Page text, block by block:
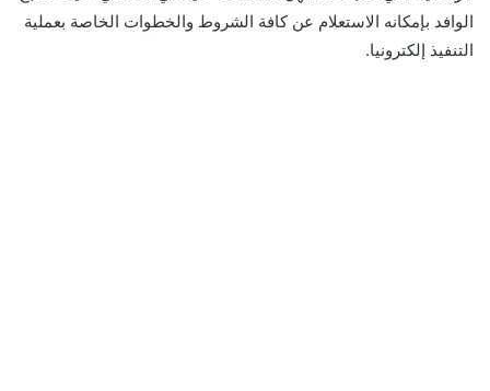
الوافد بإمكانه الاستعلام عن كافة الشروط والخطوات الخاصة بعملية
التنفيذ إلكترونيا.